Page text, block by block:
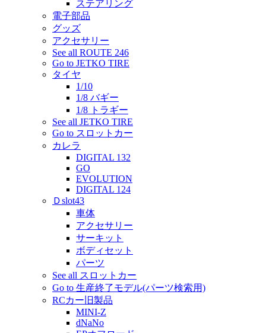
ステアリング
電子部品
グッズ
アクセサリー
See all ROUTE 246
Go to JETKO TIRE
タイヤ
1/10
1/8 バギー
1/8 トラギー
See all JETKO TIRE
Go to スロットカー
カレラ
DIGITAL 132
GO
EVOLUTION
DIGITAL 124
Ｄslot43
車体
アクセサリー
サーキット
ボディセット
パーツ
See all スロットカー
Go to 生産終了モデル(パーツ検索用)
RCカー旧製品
MINI-Z
dNaNo